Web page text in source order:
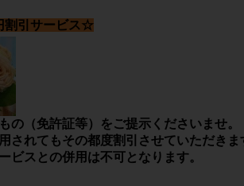
割引サービス☆
の（免許証等）をご提示くださいませ。
されてもその都度割引させていただきま
ビスとの併用は不可となります。